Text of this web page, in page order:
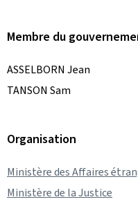
Membre du
ASSELBORN Jean
TANSON Sam
Organisation
Ministère des Affaires
Ministère de la Justice